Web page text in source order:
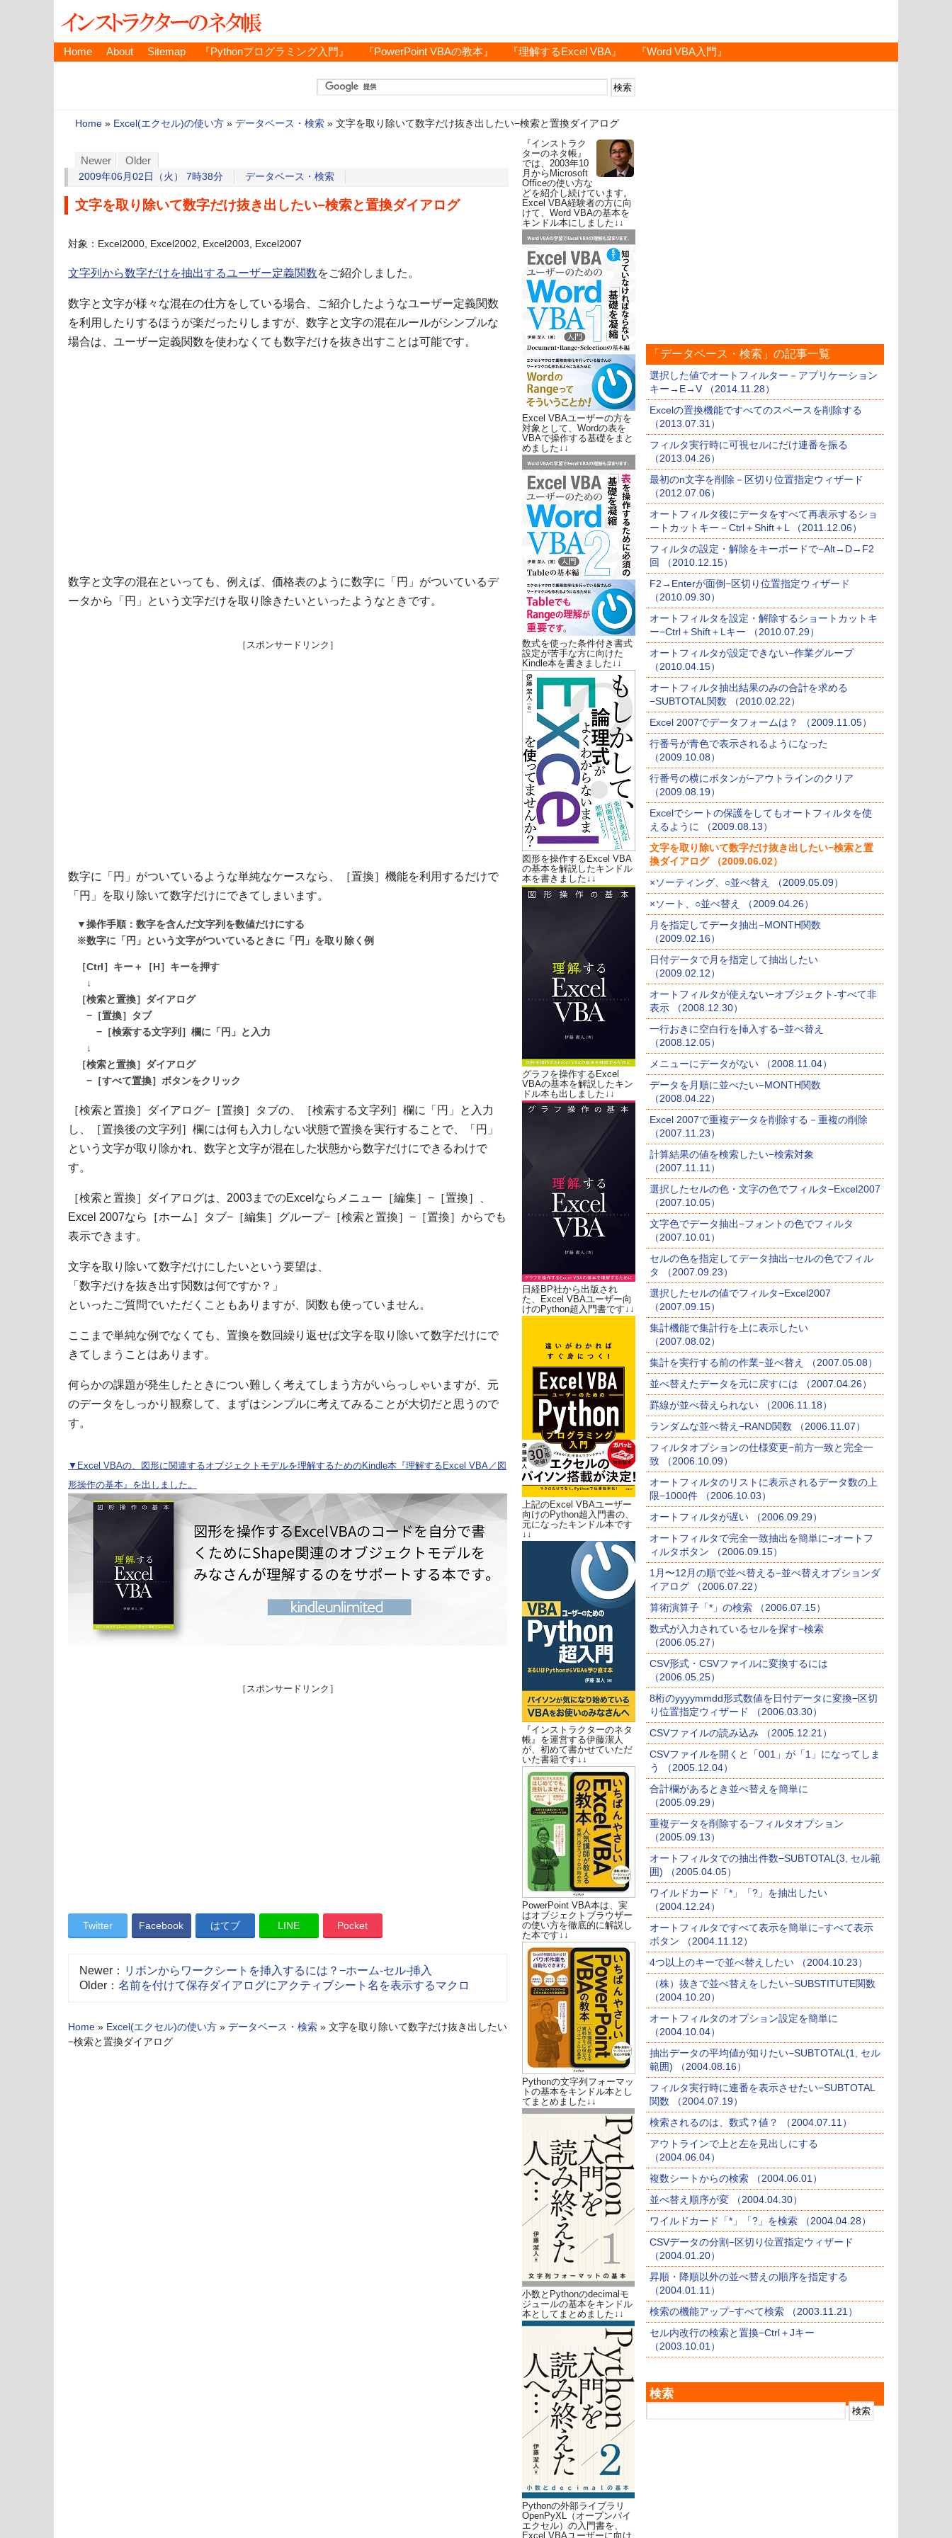
Home About Sitemap 『Pythonプログラミング入門』 『PowerPoint VBAの教本』 『理解するExcel VBA』 『Word VBA入門』
Home » Excel(エクセル)の使い方 » データベース・検索 » 文字を取り除いて数字だけ抜き出したい−検索と置換ダイアログ
Newer Older
2009年06月02日（火） 7時38分 データベース・検索
文字を取り除いて数字だけ抜き出したい−検索と置換ダイアログ
対象：Excel2000, Excel2002, Excel2003, Excel2007
文字列から数字だけを抽出するユーザー定義関数をご紹介しました。
数字と文字が様々な混在の仕方をしている場合、ご紹介したようなユーザー定義関数
を利用したりするほうが楽だったりしますが、数字と文字の混在ルールがシンプルな
場合は、ユーザー定義関数を使わなくても数字だけを抜き出すことは可能です。
数字と文字の混在といっても、例えば、価格表のように数字に「円」がついているデ
ータから「円」という文字だけを取り除きたいといったようなときです。
［スポンサードリンク］
数字に「円」がついているような単純なケースなら、［置換］機能を利用するだけで
「円」を取り除いて数字だけにできてしまいます。
▼操作手順：数字を含んだ文字列を数値だけにする
※数字に「円」という文字がついているときに「円」を取り除く例
［Ctrl］キー＋［H］キーを押す
↓
［検索と置換］ダイアログ
−［置換］タブ
−［検索する文字列］欄に「円」と入力
↓
［検索と置換］ダイアログ
−［すべて置換］ボタンをクリック
［検索と置換］ダイアログ−［置換］タブの、［検索する文字列］欄に「円」と入力
し、［置換後の文字列］欄には何も入力しない状態で置換を実行することで、「円」
という文字が取り除かれ、数字と文字が混在した状態から数字だけにできるわけで
す。
［検索と置換］ダイアログは、2003までのExcelならメニュー［編集］−［置換］、
Excel 2007なら［ホーム］タブ−［編集］グループ−［検索と置換］−［置換］からでも
表示できます。
文字を取り除いて数字だけにしたいという要望は、
「数字だけを抜き出す関数は何ですか？」
といったご質問でいただくこともありますが、関数も使っていません。
ここまで単純な例でなくても、置換を数回繰り返せば文字を取り除いて数字だけにで
きてしまうことはあります。
何らかの課題が発生したときについ難しく考えてしまう方がいらっしゃいますが、元
のデータをしっかり観察して、まずはシンプルに考えてみることが大切だと思うので
す。
▼Excel VBAの、図形に関連するオブジェクトモデルを理解するためのKindle本『理解するExcel VBA／図
形操作の基本』を出しました。
［スポンサードリンク］
Twitter Facebook はてブ LINE Pocket
Newer： リボンからワークシートを挿入するには？−ホーム-セル-挿入
Older： 名前を付けて保存ダイアログにアクティブシート名を表示するマクロ
Home » Excel(エクセル)の使い方 » データベース・検索 » 文字を取り除いて数字だけ抜き出したい
−検索と置換ダイアログ
『インストラク
ターのネタ帳』
では、2003年10
月からMicrosoft
Officeの使い方な
どを紹介し続けています。
Excel VBA経験者の方に向
けて、Word VBAの基本を
キンドル本にしました↓↓
Excel VBAユーザーの方を
対象として、Wordの表を
VBAで操作する基礎をまと
めました↓↓
数式を使った条件付き書式
設定が苦手な方に向けた
Kindle本を書きました↓↓
図形を操作するExcel VBA
の基本を解説したキンドル
本を書きました↓↓
グラフを操作するExcel
VBAの基本を解説したキン
ドル本も出しました↓↓
日経BP社から出版され
た、Excel VBAユーザー向
けのPython超入門書です↓↓
上記のExcel VBAユーザー
向けのPython超入門書の、
元になったキンドル本です
↓↓
『インストラクターのネタ
帳』を運営する伊藤潔人
が、初めて書かせていただ
いた書籍です↓↓
PowerPoint VBA本は、実
はオブジェクトブラウザー
の使い方を徹底的に解説し
た本です↓↓
Pythonの文字列フォーマッ
トの基本をキンドル本とし
てまとめました↓↓
小数とPythonのdecimalモ
ジュールの基本をキンドル
本としてまとめました↓↓
Pythonの外部ライブラリ
OpenPyXL（オープンパイ
エクセル）の入門書を、
Excel VBAユーザーに向け
「データベース・検索」の記事一覧
選択した値でオートフィルター－アプリケーション
キー→E→V （2014.11.28）
Excelの置換機能ですべてのスペースを削除する
（2013.07.31）
フィルタ実行時に可視セルにだけ連番を振る
（2013.04.26）
最初のn文字を削除－区切り位置指定ウィザード
（2012.07.06）
オートフィルタ後にデータをすべて再表示するショ
ートカットキー－Ctrl＋Shift＋L （2011.12.06）
フィルタの設定・解除をキーボードで−Alt→D→F2
回 （2010.12.15）
F2→Enterが面倒−区切り位置指定ウィザード
（2010.09.30）
オートフィルタを設定・解除するショートカットキ
ー−Ctrl＋Shift＋Lキー （2010.07.29）
オートフィルタが設定できない−作業グループ
（2010.04.15）
オートフィルタ抽出結果のみの合計を求める
−SUBTOTAL関数 （2010.02.22）
Excel 2007でデータフォームは？ （2009.11.05）
行番号が青色で表示されるようになった
（2009.10.08）
行番号の横にボタンが−アウトラインのクリア
（2009.08.19）
Excelでシートの保護をしてもオートフィルタを使
えるように （2009.08.13）
文字を取り除いて数字だけ抜き出したい−検索と置
換ダイアログ （2009.06.02）
×ソーティング、○並べ替え （2009.05.09）
×ソート、○並べ替え （2009.04.26）
月を指定してデータ抽出−MONTH関数
（2009.02.16）
日付データで月を指定して抽出したい
（2009.02.12）
オートフィルタが使えない−オブジェクト-すべて非
表示 （2008.12.30）
一行おきに空白行を挿入する−並べ替え
（2008.12.05）
メニューにデータがない （2008.11.04）
データを月順に並べたい−MONTH関数
（2008.04.22）
Excel 2007で重複データを削除する－重複の削除
（2007.11.23）
計算結果の値を検索したい−検索対象
（2007.11.11）
選択したセルの色・文字の色でフィルタ−Excel2007
（2007.10.05）
文字色でデータ抽出−フォントの色でフィルタ
（2007.10.01）
セルの色を指定してデータ抽出−セルの色でフィル
タ （2007.09.23）
選択したセルの値でフィルタ−Excel2007
（2007.09.15）
集計機能で集計行を上に表示したい
（2007.08.02）
集計を実行する前の作業−並べ替え （2007.05.08）
並べ替えたデータを元に戻すには （2007.04.26）
罫線が並べ替えられない （2006.11.18）
ランダムな並べ替え−RAND関数 （2006.11.07）
フィルタオプションの仕様変更−前方一致と完全一
致 （2006.10.09）
オートフィルタのリストに表示されるデータ数の上
限−1000件 （2006.10.03）
オートフィルタが遅い （2006.09.29）
オートフィルタで完全一致抽出を簡単に−オートフ
ィルタボタン （2006.09.15）
1月〜12月の順で並べ替える−並べ替えオプションダ
イアログ （2006.07.22）
算術演算子「*」の検索 （2006.07.15）
数式が入力されているセルを探す−検索
（2006.05.27）
CSV形式・CSVファイルに変換するには
（2006.05.25）
8桁のyyyymmdd形式数値を日付データに変換−区切
り位置指定ウィザード （2006.03.30）
CSVファイルの読み込み （2005.12.21）
CSVファイルを開くと「001」が「1」になってしま
う （2005.12.04）
合計欄があるとき並べ替えを簡単に
（2005.09.29）
重複データを削除する−フィルタオプション
（2005.09.13）
オートフィルタでの抽出件数−SUBTOTAL(3, セル範
囲) （2005.04.05）
ワイルドカード「*」「?」を抽出したい
（2004.12.24）
オートフィルタですべて表示を簡単に−すべて表示
ボタン （2004.11.12）
4つ以上のキーで並べ替えしたい （2004.10.23）
（株）抜きで並べ替えをしたい−SUBSTITUTE関数
（2004.10.20）
オートフィルタのオプション設定を簡単に
（2004.10.04）
抽出データの平均値が知りたい−SUBTOTAL(1, セル
範囲) （2004.08.16）
フィルタ実行時に連番を表示させたい−SUBTOTAL
関数 （2004.07.19）
検索されるのは、数式？値？ （2004.07.11）
アウトラインで上と左を見出しにする
（2004.06.04）
複数シートからの検索 （2004.06.01）
並べ替え順序が変 （2004.04.30）
ワイルドカード「*」「?」を検索 （2004.04.28）
CSVデータの分割−区切り位置指定ウィザード
（2004.01.20）
昇順・降順以外の並べ替えの順序を指定する
（2004.01.11）
検索の機能アップ−すべて検索 （2003.11.21）
セル内改行の検索と置換−Ctrl＋Jキー
（2003.10.01）
検索